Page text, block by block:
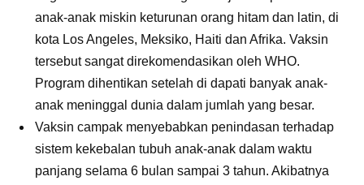
anak-anak miskin keturunan orang hitam dan latin, di
kota Los Angeles, Meksiko, Haiti dan Afrika. Vaksin
tersebut sangat direkomendasikan oleh WHO.
Program dihentikan setelah di dapati banyak anak-
anak meninggal dunia dalam jumlah yang besar.
Vaksin campak menyebabkan penindasan terhadap
sistem kekebalan tubuh anak-anak dalam waktu
panjang selama 6 bulan sampai 3 tahun. Akibatnya